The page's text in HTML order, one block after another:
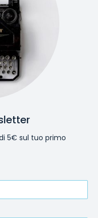
5€ sul tuo primo